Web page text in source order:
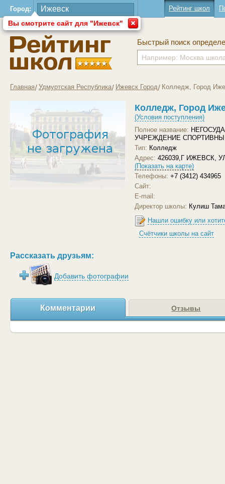
Город:
Вы смотрите сайт для "Ижевск"
Рейтинг школ
Быстрый поиск
Главная Удмуртская Республика Ижевск Город Колледж, Город
Колледж, Город
(Условия поступления)
Полное название:
УЧРЕЖДЕНИЕ
Тип: Колледж
Адрес: 426039,Г ИЖЕВСК,
(Показать на карте)
Телефоны: +7 (3412) 434965
Сайт:
E-mail:
Директор школы: Кулиш
Нашли ошибку или
Счётчики школы на сайт
Рассказать друзьям:
Добавить фотографии
Комментарии Отзывы